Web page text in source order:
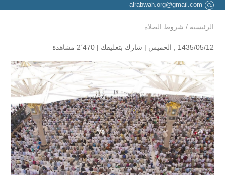
alrabwah.org@gmail.com
الرئيسية / شروط الصلاة
1435/05/12 , الخميس | شارك بتعليقك | 2٬470 مشاهدة